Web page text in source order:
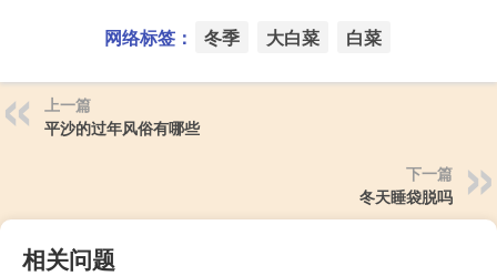
网络标签： 冬季 大白菜 白菜
上一篇
平沙的过年风俗有哪些
下一篇
冬天睡袋脱吗
相关问题